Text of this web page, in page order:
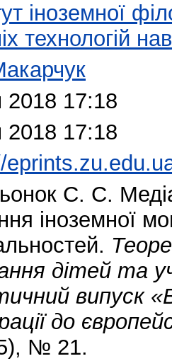
іноземної
технологій
2018 17:18
2018 17:18
С. С.
іноземної
дітей та
випуск
до
№ 21.